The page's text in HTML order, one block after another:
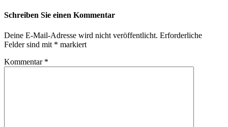
Schreiben Sie einen Kommentar
Deine E-Mail-Adresse wird nicht veröffentlicht. Erforderliche
Felder sind mit * markiert
Kommentar *